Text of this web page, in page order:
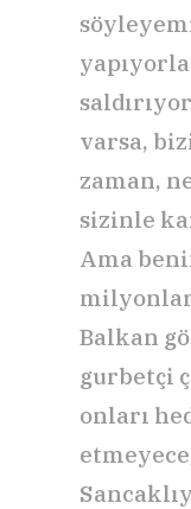
varsa,
zaman,
sizinle
Ama
Balkan
gurbetçi
onları